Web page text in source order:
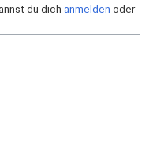
du dich anmelden oder